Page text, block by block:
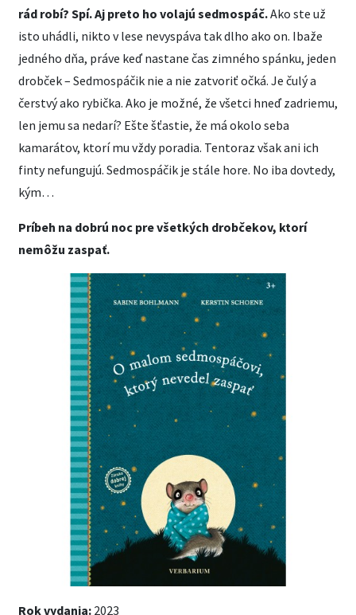
rád robí? Spí. Aj preto ho volajú sedmospáč.Ako ste už
isto uhádli, nikto v lese nevyspáva tak dlho ako on. Ibaže
jedného dňa, práve keď nastane čas zimného spánku, jeden
drobček – Sedmospáčik nie a nie zatvoriť očká. Je čulý a
čerstvý ako rybička. Ako je možné, že všetci hneď zadriemu,
len jemu sa nedarí? Ešte šťastie, že má okolo seba
kamarátov, ktorí mu vždy poradia. Tentoraz však ani ich
finty nefungujú. Sedmospáčik je stále hore. No iba dovtedy,
kým…
Príbeh na dobrú noc pre všetkých drobčekov, ktorí
nemôžu zaspať.
Rok vydania: 2023